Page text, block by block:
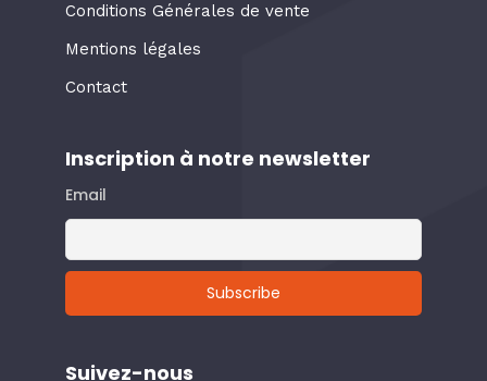
Conditions Générales de vente
Mentions légales
Contact
Inscription à notre newsletter
Email
Suivez-nous